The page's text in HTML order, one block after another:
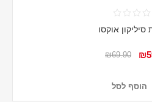
אוקסו
₪69.90
הוסף לסל